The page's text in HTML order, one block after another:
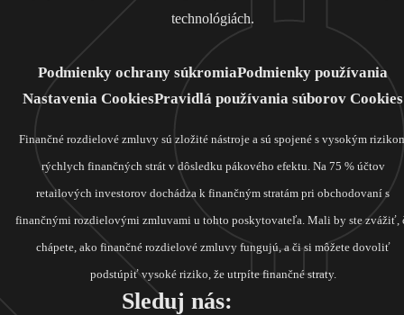
technológiách.
Podmienky ochrany súkromiaPodmienky používania
Nastavenia CookiesPravidlá používania súborov Cookies
Finančné rozdielové zmluvy sú zložité nástroje a sú spojené s vysokým
rýchlych finančných strát v dôsledku pákového efektu. Na 75 % účtov
retailových investorov dochádza k finančným stratám pri obchodovaní s
finančnými rozdielovými zmluvami u tohto poskytovateľa. Mali by ste zvážiť,
chápete, ako finančné rozdielové zmluvy fungujú, a či si môžete dovoliť
podstúpiť vysoké riziko, že utrpíte finančné straty.
Sleduj nás: